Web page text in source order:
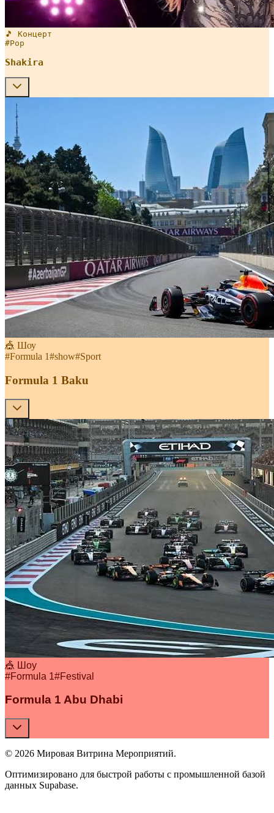
🎵 Концерт
#Pop
Shakira
🎪 Шоу
#Formula 1#show#Sport
Formula 1 Baku
🎪 Шоу
#Formula 1#Festival
Formula 1 Abu Dhabi
© 2026 Мировая Витрина Мероприятий.
Оптимизировано для быстрой работы с промышленной базой
данных Supabase.